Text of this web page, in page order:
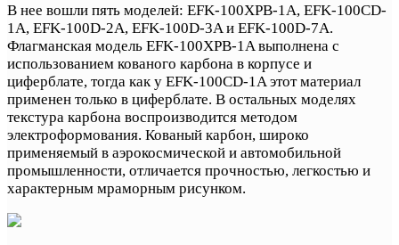
В нее вошли пять моделей: EFK-100XPB-1A, EFK-100CD-
1A, EFK-100D-2A, EFK-100D-3A и EFK-100D-7A.
Флагманская модель EFK-100XPB-1A выполнена с
использованием кованого карбона в корпусе и
циферблате, тогда как у EFK-100CD-1A этот материал
применен только в циферблате. В остальных моделях
текстура карбона воспроизводится методом
электроформования. Кованый карбон, широко
применяемый в аэрокосмической и автомобильной
промышленности, отличается прочностью, легкостью и
характерным мраморным рисунком.